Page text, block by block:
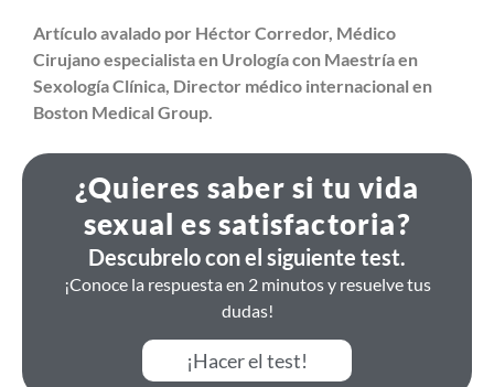
Artículo avalado por Héctor Corredor, Médico
Cirujano especialista en Urología con Maestría en
Sexología Clínica, Director médico internacional en
Boston Medical Group.
¿Quieres saber si tu vida
sexual es satisfactoria?
Descubrelo con el siguiente test.
¡Conoce la respuesta en 2 minutos y resuelve tus
dudas!
¡Hacer el test!